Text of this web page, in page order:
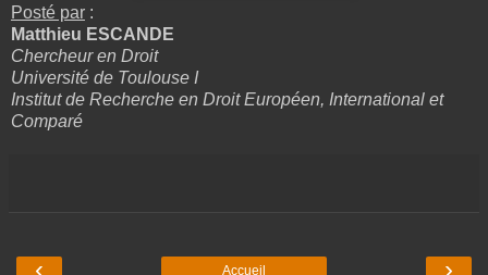
Posté par :
Matthieu ESCANDE
Chercheur en Droit
Université de Toulouse I
Institut de Recherche en Droit Européen, International et
Comparé
‹ ›
Accueil